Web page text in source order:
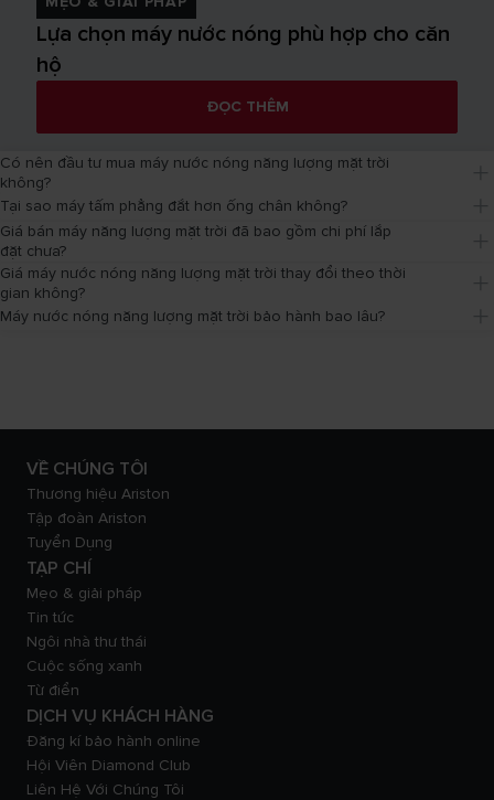
Lựa chọn máy nước nóng phù hợp cho căn
hộ
ĐỌC THÊM
Có nên đầu tư mua máy nước nóng năng lượng mặt trời
không?
Tại sao máy tấm phẳng đắt hơn ống chân không?
Giá bán máy năng lượng mặt trời đã bao gồm chi phí lắp
đặt chưa?
Giá máy nước nóng năng lượng mặt trời thay đổi theo thời
gian không?
Máy nước nóng năng lượng mặt trời bảo hành bao lâu?
VỀ CHÚNG TÔI
Thương hiệu Ariston
Tập đoàn Ariston
Tuyển Dụng
TẠP CHÍ
Mẹo & giải pháp
Tin tức
Ngôi nhà thư thái
Cuộc sống xanh
Từ điển
DỊCH VỤ KHÁCH HÀNG
Đăng kí bảo hành online
Hội Viên Diamond Club
Liên Hệ Với Chúng Tôi